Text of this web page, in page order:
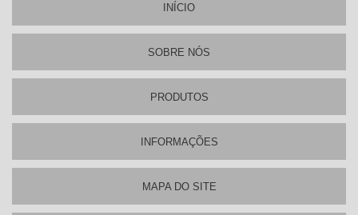
INÍ­CIO
SOBRE NÓS
PRODUTOS
INFORMAÇÕES
MAPA DO SITE